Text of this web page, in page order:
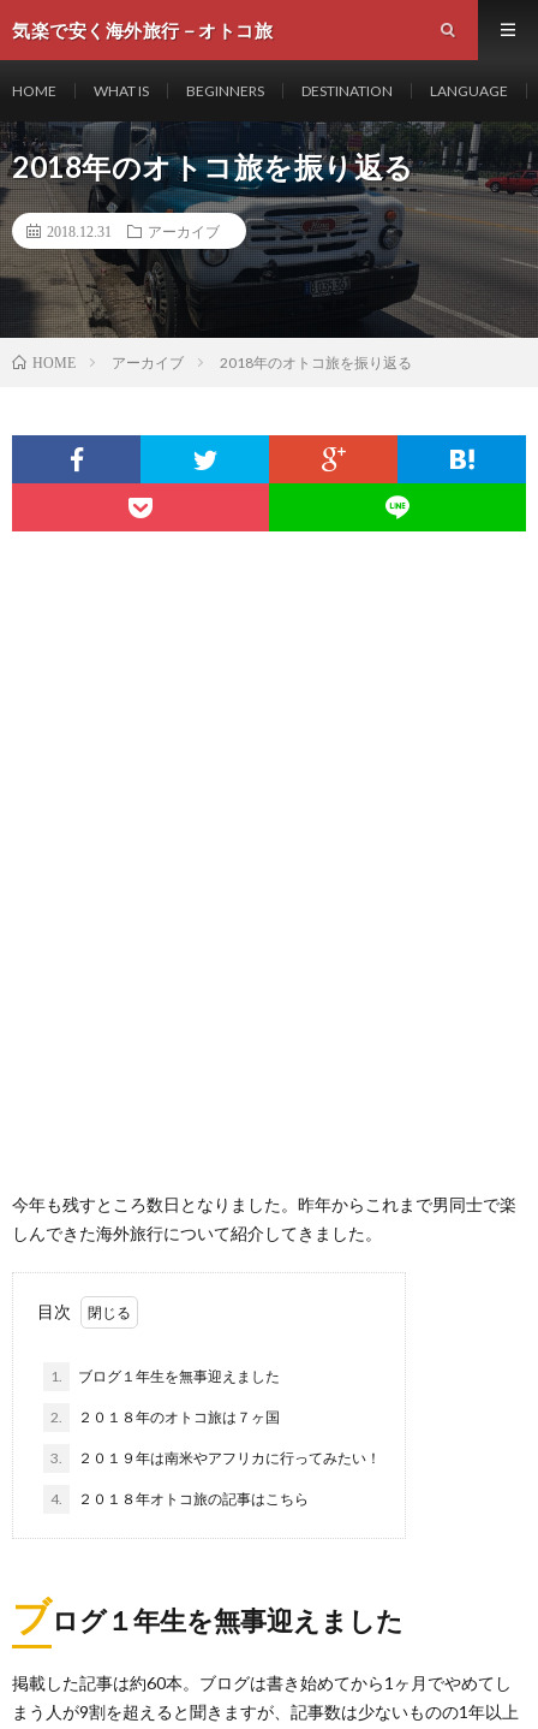
気楽で安く海外旅行－オトコ旅
HOME WHAT IS BEGINNERS DESTINATION LANGUAGE
2018年のオトコ旅を振り返る
2018.12.31 アーカイブ
HOME アーカイブ 2018年のオトコ旅を振り返る
今年も残すところ数日となりました。昨年からこれまで男同士で楽
しんできた海外旅行について紹介してきました。
目次
1. ブログ１年生を無事迎えました
2. ２０１８年のオトコ旅は７ヶ国
3. ２０１９年は南米やアフリカに行ってみたい！
4. ２０１８年オトコ旅の記事はこちら
ブログ１年生を無事迎えました
掲載した記事は約60本。ブログは書き始めてから1ヶ月でやめてし
まう人が9割を超えると聞きますが、記事数は少ないものの1年以上